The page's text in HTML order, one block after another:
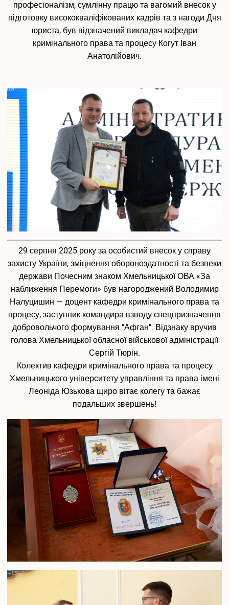
професіоналізм, сумлінну працю та вагомий внесок у
підготовку висококваліфікованих кадрів та з нагоди Дня
юриста, був відзначений викладач кафедри
кримінального права та процесу Когут Іван
Анатолійович.
29 серпня 2025 року за особистий внесок у справу
захисту України, зміцнення обороноздатності та безпеки
держави Почесним знаком Хмельницької ОВА «За
наближення Перемоги» був нагороджений Володимир
Налуцишин — доцент кафедри кримінального права та
процесу, заступник командира взводу спецпризначення
добровольчого формування "Афган". Відзнаку вручив
голова Хмельницької обласної військової адміністрації
Сергій Тюрін.
Колектив кафедри кримінального права та процесу
Хмельницького університету управління та права імені
Леоніда Юзькова щиро вітає колегу та бажає
подальших звершень!